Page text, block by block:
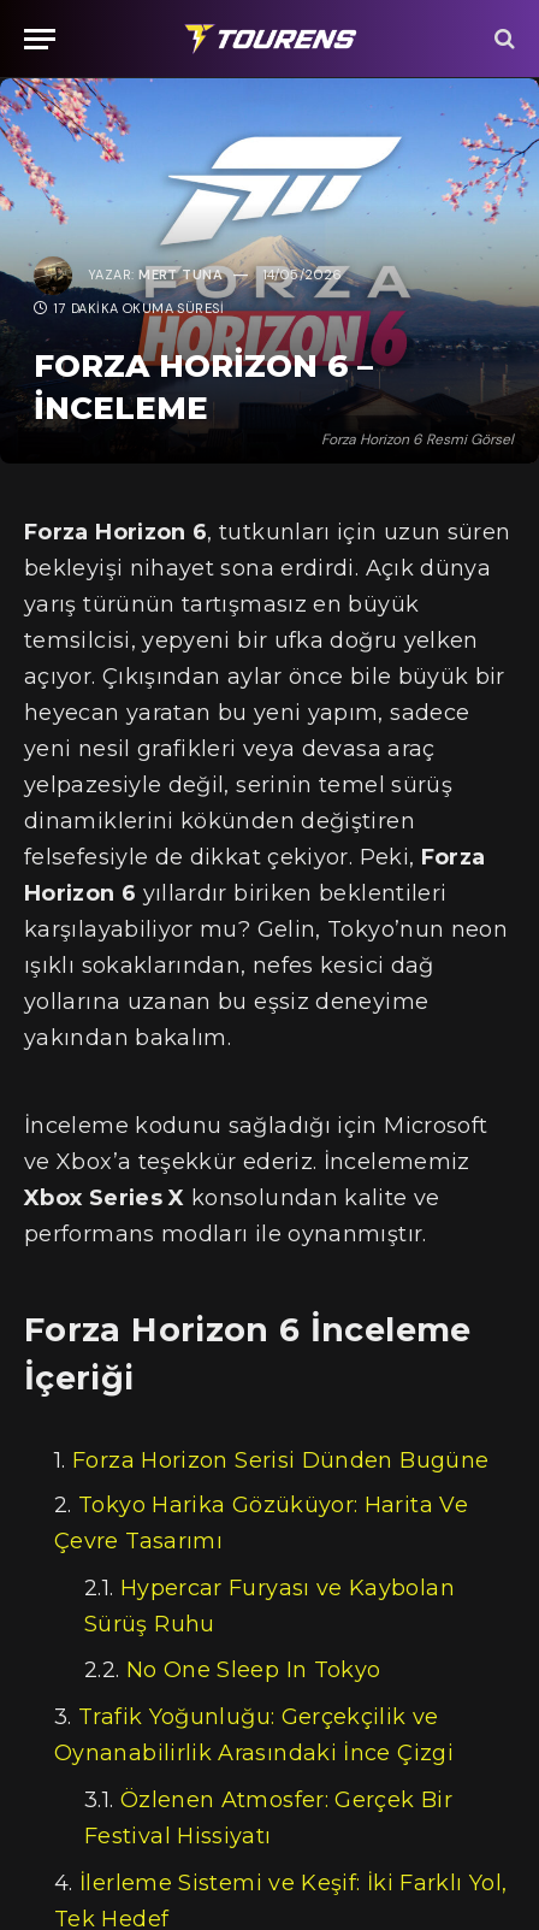
Forza Horizon 6 Resmi Görsel
YAZAR: MERT TUNA 14/05/2026
17 DAKIKA OKUMA SÜRESI
FORZA HORIZON 6 –
İNCELEME
Forza Horizon 6, tutkunları için uzun süren
bekleyişi nihayet sona erdirdi. Açık dünya
yarış türünün tartışmasız en büyük
temsilcisi, yepyeni bir ufka doğru yelken
açıyor. Çıkışından aylar önce bile büyük bir
heyecan yaratan bu yeni yapım, sadece
yeni nesil grafikleri veya devasa araç
yelpazesiyle değil, serinin temel sürüş
dinamiklerini kökünden değiştiren
felsefesiyle de dikkat çekiyor. Peki, Forza
Horizon 6 yıllardır biriken beklentileri
karşılayabiliyor mu? Gelin, Tokyo’nun neon
ışıklı sokaklarından, nefes kesici dağ
yollarına uzanan bu eşsiz deneyime
yakından bakalım.
İnceleme kodunu sağladığı için Microsoft
ve Xbox’a teşekkür ederiz. İncelememiz
Xbox Series X konsolundan kalite ve
performans modları ile oynanmıştır.
Forza Horizon 6 İnceleme
İçeriği
Forza Horizon Serisi Dünden Bugüne
Tokyo Harika Gözüküyor: Harita Ve
Çevre Tasarımı
Hypercar Furyası ve Kaybolan
Sürüş Ruhu
No One Sleep In Tokyo
Trafik Yoğunluğu: Gerçekçilik ve
Oynanabilirlik Arasındaki İnce Çizgi
Özlenen Atmosfer: Gerçek Bir
Festival Hissiyatı
İlerleme Sistemi ve Keşif: İki Farklı Yol,
Tek Hedef